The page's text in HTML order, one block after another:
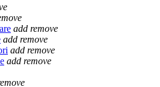
add remove
add remove
add remove
add remove